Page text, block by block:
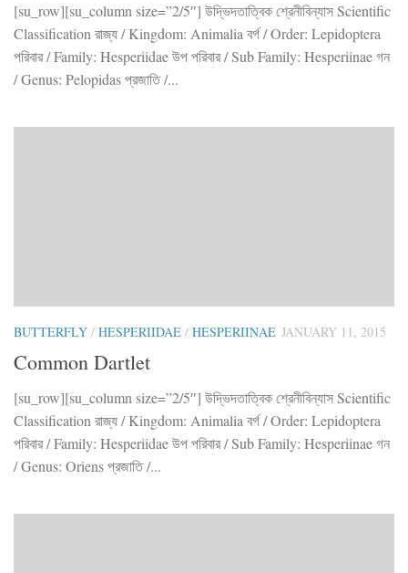
[su_row][su_column size=”2/5″] উদ্ভিদতাত্বিক শ্রেনীবিন্যাস Scientific
Classification রাজ্য / Kingdom: Animalia বর্গ / Order: Lepidoptera
পরিবার / Family: Hesperiidae উপ পরিবার / Sub Family: Hesperiinae গন
/ Genus: Pelopidas প্রজাতি /...
BUTTERFLY / HESPERIIDAE / HESPERIINAE JANUARY 11, 2015
Common Dartlet
[su_row][su_column size=”2/5″] উদ্ভিদতাত্বিক শ্রেনীবিন্যাস Scientific
Classification রাজ্য / Kingdom: Animalia বর্গ / Order: Lepidoptera
পরিবার / Family: Hesperiidae উপ পরিবার / Sub Family: Hesperiinae গন
/ Genus: Oriens প্রজাতি /...